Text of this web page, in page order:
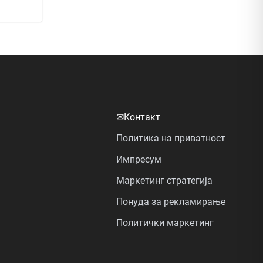
✉Контакт
Политика на приватност
Импресум
Маркетинг стратегија
Понуда за рекламирање
Политички маркетинг